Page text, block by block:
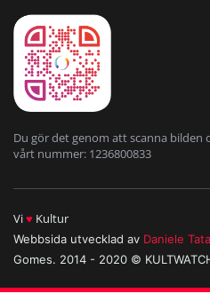
Du gör det genom att scanna bilden
vårt nummer: 1236800833
Vi♥ Kultur
Webbsida utvecklad av Daniele
Gomes. 2014 - 2020 ©